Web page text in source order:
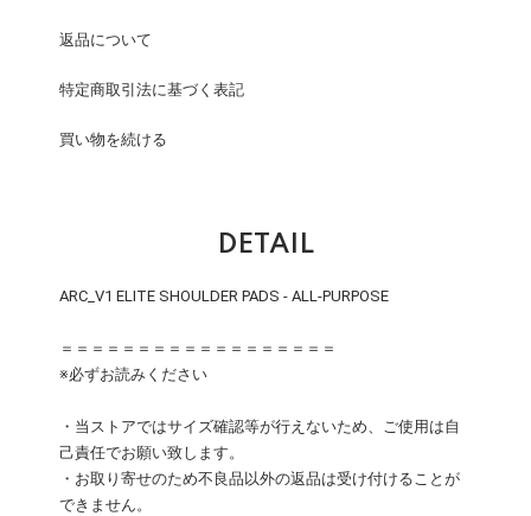
返品について
特定商取引法に基づく表記
買い物を続ける
DETAIL
ARC_V1 ELITE SHOULDER PADS - ALL-PURPOSE
＝＝＝＝＝＝＝＝＝＝＝＝＝＝＝＝＝＝
※必ずお読みください
・当ストアではサイズ確認等が行えないため、ご使用は自
己責任でお願い致します。
・お取り寄せのため不良品以外の返品は受け付けることが
できません。